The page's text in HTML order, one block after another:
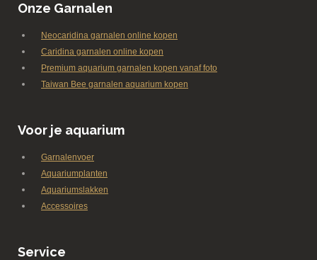
Onze Garnalen
Neocaridina garnalen online kopen
Caridina garnalen online kopen
Premium aquarium garnalen kopen vanaf foto
Taiwan Bee garnalen aquarium kopen
Voor je aquarium
Garnalenvoer
Aquariumplanten
Aquariumslakken
Accessoires
Service